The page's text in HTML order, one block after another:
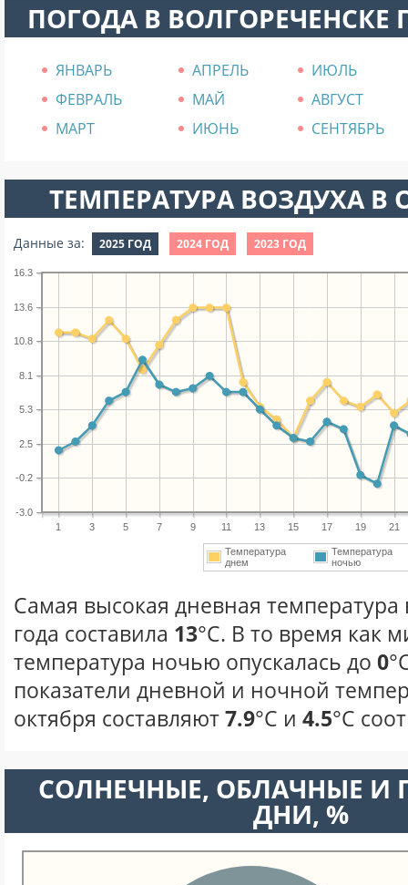
ПОГОДА В
ЯНВАРЬ АПРЕЛЬ
ИЮЛЬ
ФЕВРАЛЬ
МАЙ
АВГУСТ
МАРТ
ИЮНЬ СЕНТЯБРЬ
ТЕМПЕРАТУРА ВОЗДУХА В
Данные за: 2025 ГОД 2024 ГОД 2023 ГОД
1 3 5 7 9 11 13 15 17 19 21
-3.0
-0.2
2.5
5.3
8.1
10.8
13.6
16.3
Температура
днем
Температура
ночью
Самая высокая дневная температура
года составила 13°С. В то время как
температура ночью опускалась до 0
показатели дневной и ночной
октября составляют7.9°С и 4.5°С
CОЛНЕЧНЫЕ, ОБЛАЧНЫЕ И
ДНИ, %